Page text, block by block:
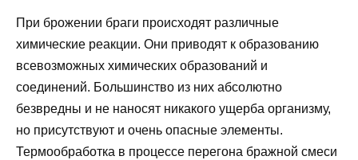
При брожении браги происходят различные
химические реакции. Они приводят к образованию
всевозможных химических образований и
соединений. Большинство из них абсолютно
безвредны и не наносят никакого ущерба организму,
но присутствуют и очень опасные элементы.
Термообработка в процессе перегона бражной смеси